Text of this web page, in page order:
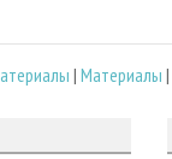
| Материалы |